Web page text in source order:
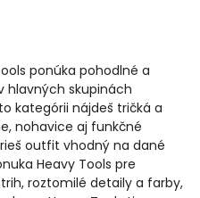
ponúka pohodlné a
hlavných skupinách
kategórii nájdeš tričká a
nohavice aj funkčné
outfit vhodný na dané
Heavy Tools pre
roztomilé detaily a farby,